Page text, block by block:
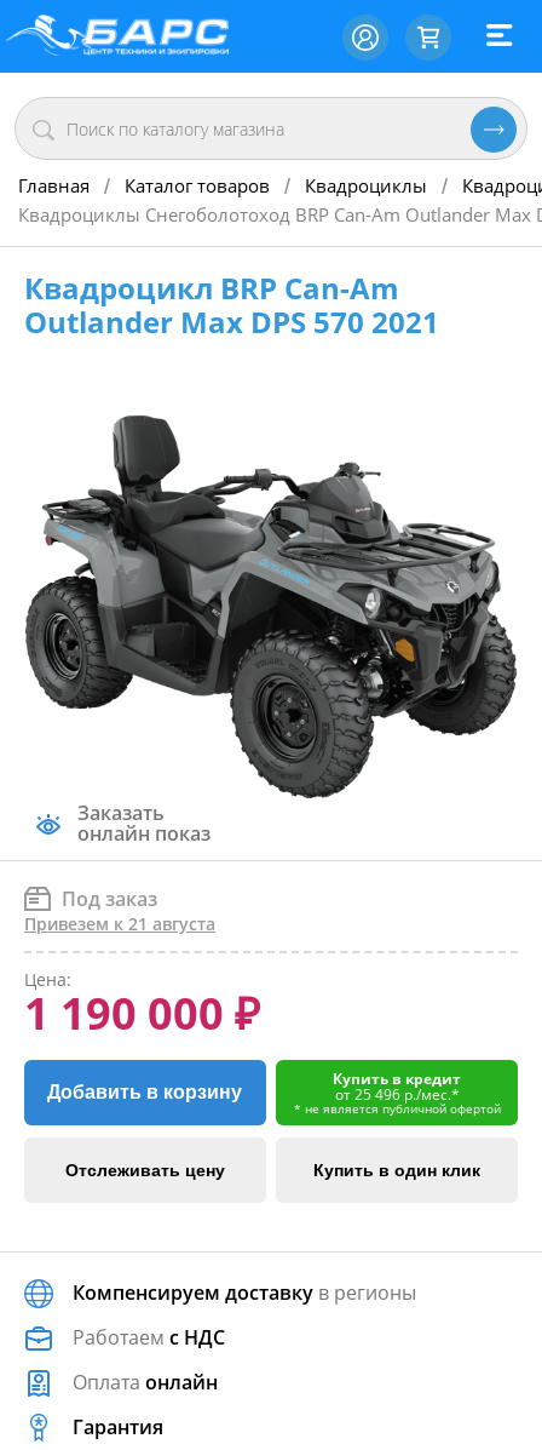
Главная / Каталог товаров / Квадроциклы /
Квадроциклы Снегоболотоход BRP Can-Am Outlander Max
Квадроцикл BRP Can-Am
Outlander Max DPS 570 2021
Заказать
онлайн показ
Под заказ
Привезем к 21 августа
Цена:
1 190 000 ₽
Добавить в корзину
Купить в кредит
от 25 496 р./мес.*
* не является публичной офертой
Отслеживать цену Купить в один клик
Компенсируем доставку в регионы
Работаем с НДС
Оплата онлайн
Гарантия